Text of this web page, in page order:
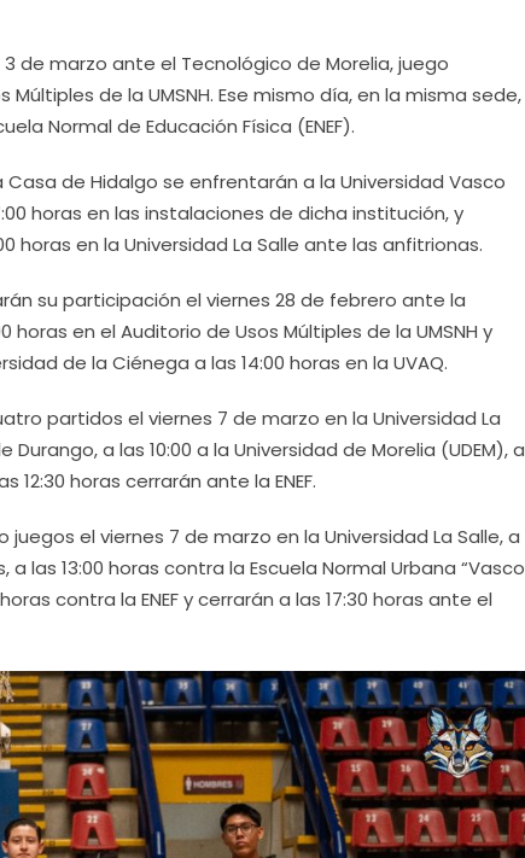
de marzo ante el Tecnológico de Morelia, juego
de la UMSNH. Ese mismo día, en la misma sede,
Normal de Educación Física (ENEF).
de Hidalgo se enfrentarán a la Universidad Vasco
horas en las instalaciones de dicha institución, y
horas en la Universidad La Salle ante las anfitrionas.
su participación el viernes 28 de febrero ante la
horas en el Auditorio de Usos Múltiples de la UMSNH y
de la Ciénega a las 14:00 horas en la UVAQ.
partidos el viernes 7 de marzo en la Universidad La
a las 10:00 a la Universidad de Morelia (UDEM), a
12:30 horas cerrarán ante la ENEF.
el viernes 7 de marzo en la Universidad La Salle, a
las 13:00 horas contra la Escuela Normal Urbana “Vasco
contra la ENEF y cerrarán a las 17:30 horas ante el